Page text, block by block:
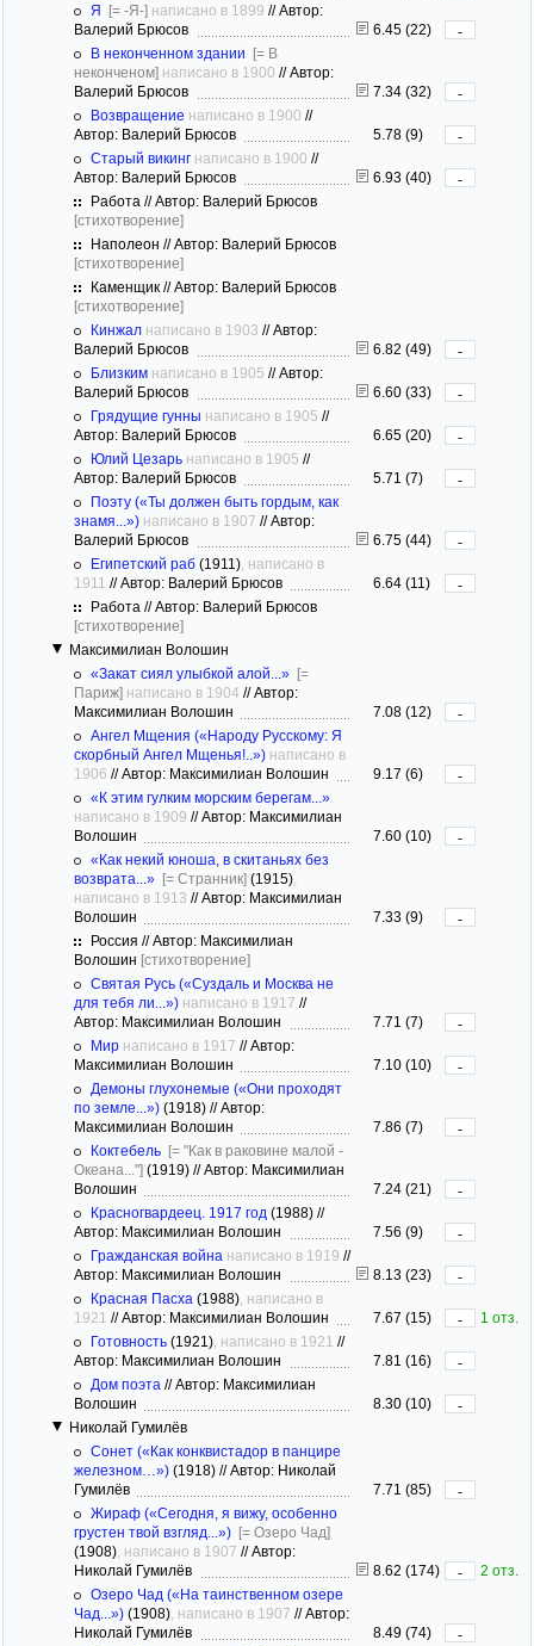
Я [= -Я-] написано в 1899 //Автор:
Валерий Брюсов
6.45 (22)
-
В неконченном здании [= В
неконченом] написано в 1900 //Автор:
Валерий Брюсов
7.34 (32)
-
Возвращение написано в 1900 //
Автор: Валерий Брюсов
5.78 (9)
-
Старый викинг написано в 1900 //
Автор: Валерий Брюсов
6.93 (40)
-
Работа // Автор: Валерий Брюсов
[стихотворение]
Наполеон // Автор: Валерий Брюсов
[стихотворение]
Каменщик // Автор: Валерий Брюсов
[стихотворение]
Кинжал написано в 1903 //Автор:
Валерий Брюсов
6.82 (49)
-
Близким написано в 1905 //Автор:
Валерий Брюсов
6.60 (33)
-
Грядущие гунны написано в 1905 //
Автор: Валерий Брюсов
6.65 (20)
-
Юлий Цезарь написано в 1905 //
Автор: Валерий Брюсов
5.71 (7)
-
Поэту («Ты должен быть гордым, как
знамя...») написано в 1907 //Автор:
Валерий Брюсов
6.75 (44)
-
Египетский раб (1911) , написано в
1911 //Автор: Валерий Брюсов 6.64 (11)
-
Работа // Автор: Валерий Брюсов
[стихотворение]
Максимилиан Волошин
«Закат сиял улыбкой алой...» [=
Париж] написано в 1904 //Автор:
Максимилиан Волошин
7.08 (12)
-
Ангел Мщения («Народу Русскому: Я
скорбный Ангел Мщенья!..») написано в
1906 //Автор: Максимилиан Волошин 9.17 (6)
-
«К этим гулким морским берегам...»
написано в 1909 //Автор: Максимилиан
Волошин
7.60 (10)
-
«Как некий юноша, в скитаньях без
возврата...» [= Странник] (1915)
написано в 1913 //Автор: Максимилиан
Волошин
7.33 (9)
-
Россия // Автор: Максимилиан
Волошин [стихотворение]
Святая Русь («Суздаль и Москва не
для тебя ли...») написано в 1917 //
Автор: Максимилиан Волошин
7.71 (7)
-
Мир написано в 1917 //Автор:
Максимилиан Волошин
7.10 (10)
-
Демоны глухонемые («Они проходят
по земле...») (1918) //Автор:
Максимилиан Волошин
7.86 (7)
-
Коктебель [= "Как в раковине малой -
Океана..."] (1919) //Автор: Максимилиан
Волошин
7.24 (21)
-
Красногвардеец. 1917 год (1988) //
Автор: Максимилиан Волошин
7.56 (9)
-
Гражданская война написано в 1919 //
Автор: Максимилиан Волошин
8.13 (23)
-
Красная Пасха (1988) , написано в
1921 //Автор: Максимилиан Волошин 7.67 (15) -
1 отз.
Готовность (1921) , написано в 1921 //
Автор: Максимилиан Волошин
7.81 (16)
-
Дом поэта //Автор: Максимилиан
Волошин
8.30 (10)
-
Николай Гумилёв
Сонет («Как конквистадор в панцире
железном…») (1918) //Автор: Николай
Гумилёв
7.71 (85)
-
Жираф («Сегодня, я вижу, особенно
грустен твой взгляд...») [= Озеро Чад]
(1908) , написано в 1907 //Автор:
Николай Гумилёв
8.62 (174) -
2 отз.
Озеро Чад («На таинственном озере
Чад...») (1908) , написано в 1907 //Автор:
Николай Гумилёв
8.49 (74)
-